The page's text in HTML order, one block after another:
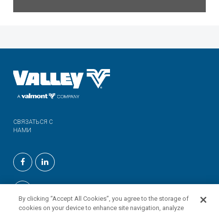
СВЯЗАТЬСЯ С
НАМИ
By clicking “Accept All Cookies”, you agree to the storage of
cookies on your device to enhance site navigation, analyze